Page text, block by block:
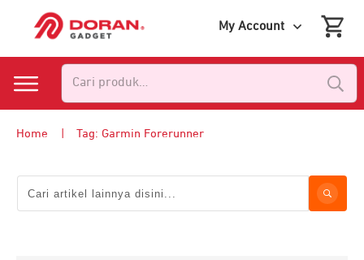
My Account
Home Tag: Garmin Forerunner